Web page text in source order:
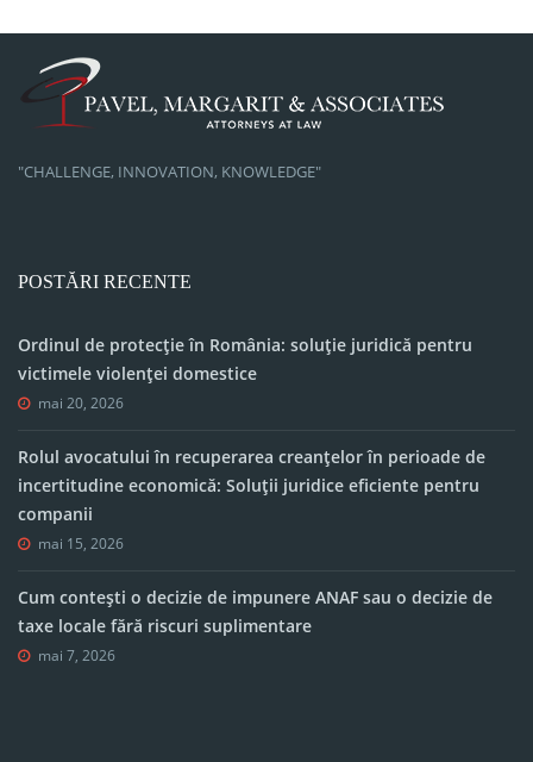
"CHALLENGE, INNOVATION, KNOWLEDGE"
POSTĂRI RECENTE
Ordinul de protecție în România: soluție juridică pentru
victimele violenței domestice
mai 20, 2026
Rolul avocatului în recuperarea creanțelor în perioade de
incertitudine economică: Soluții juridice eficiente pentru
companii
mai 15, 2026
Cum contești o decizie de impunere ANAF sau o decizie de
taxe locale fără riscuri suplimentare
mai 7, 2026